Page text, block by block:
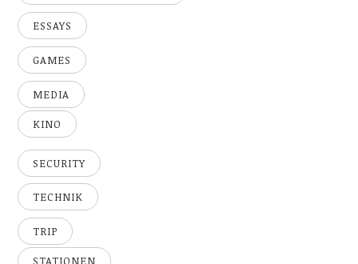
ESSAYS
GAMES
MEDIA
KINO
SECURITY
TECHNIK
TRIP
STATIONEN